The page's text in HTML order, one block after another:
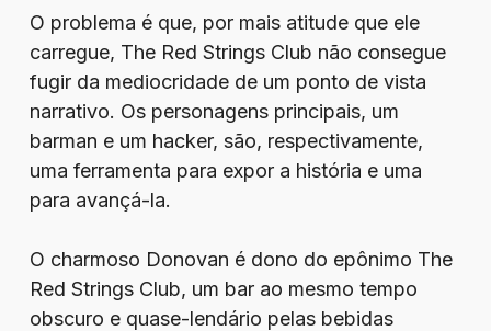
O problema é que, por mais atitude que ele
carregue, The Red Strings Club não consegue
fugir da mediocridade de um ponto de vista
narrativo. Os personagens principais, um
barman e um hacker, são, respectivamente,
uma ferramenta para expor a história e uma
para avançá-la.
O charmoso Donovan é dono do epônimo The
Red Strings Club, um bar ao mesmo tempo
obscuro e quase-lendário pelas bebidas